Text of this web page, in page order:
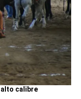
alto calibre